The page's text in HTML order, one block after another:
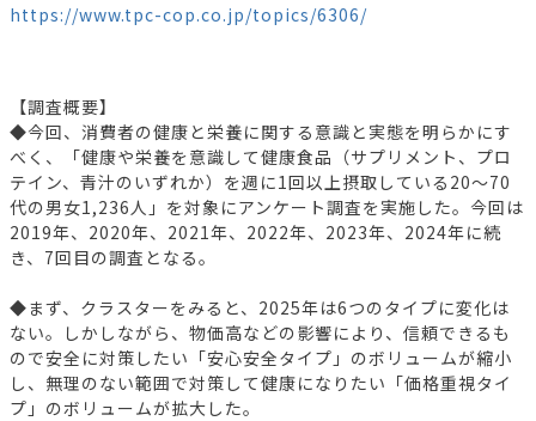
https://www.tpc-cop.co.jp/topics/6306/
【調査概要】
◆今回、消費者の健康と栄養に関する意識と実態を明らかにす
べく、「健康や栄養を意識して健康食品（サプリメント、プロ
テイン、青汁のいずれか）を週に1回以上摂取している20～70
代の男女1,236人」を対象にアンケート調査を実施した。今回は
2019年、2020年、2021年、2022年、2023年、2024年に続
き、7回目の調査となる。
◆まず、クラスターをみると、2025年は6つのタイプに変化は
ない。しかしながら、物価高などの影響により、信頼できるも
ので安全に対策したい「安心安全タイプ」のボリュームが縮小
し、無理のない範囲で対策して健康になりたい「価格重視タイ
プ」のボリュームが拡大した。